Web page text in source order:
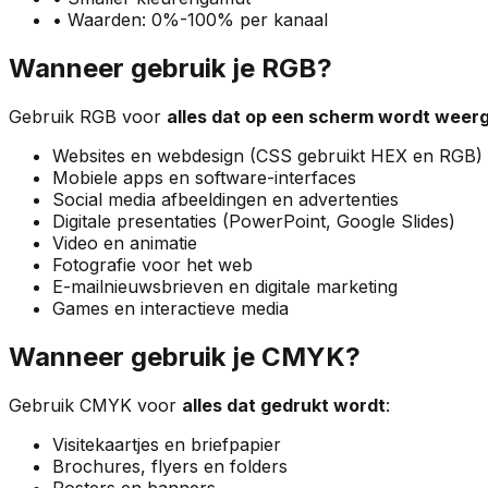
• Waarden: 0%-100% per kanaal
Wanneer gebruik je RGB?
Gebruik RGB voor alles dat op een scherm wordt
Websites en webdesign (CSS gebruikt HEX en RGB)
Mobiele apps en software-interfaces
Social media afbeeldingen en advertenties
Digitale presentaties (PowerPoint, Google Slides)
Video en animatie
Fotografie voor het web
E-mailnieuwsbrieven en digitale marketing
Games en interactieve media
Wanneer gebruik je CMYK?
Gebruik CMYK voor alles dat gedrukt wordt:
Visitekaartjes en briefpapier
Brochures, flyers en folders